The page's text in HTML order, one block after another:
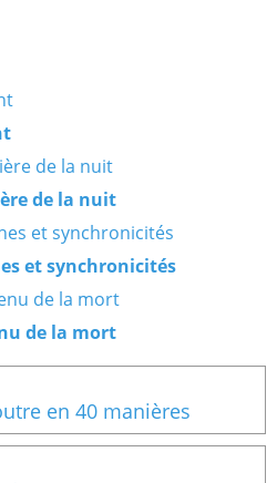
de la nuit
et synchronicités
de la mort
en 40 manières